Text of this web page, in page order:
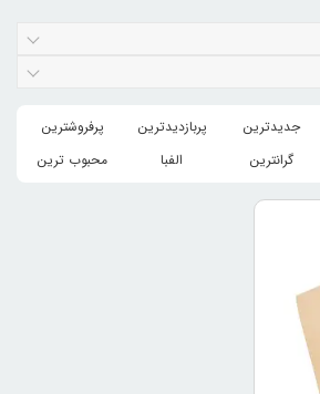
جدیدترین پربازدیدترین
پرفروشترین
گرانترین الفبا محبوب ترین